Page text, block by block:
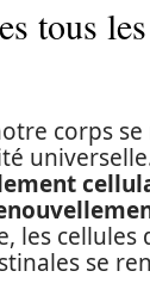
tous
corps
les
se